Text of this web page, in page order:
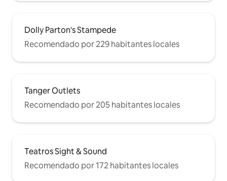
Dolly Parton's Stampede
Recomendado por 229 habitantes locales
Tanger Outlets
Recomendado por 205 habitantes locales
Teatros Sight & Sound
Recomendado por 172 habitantes locales